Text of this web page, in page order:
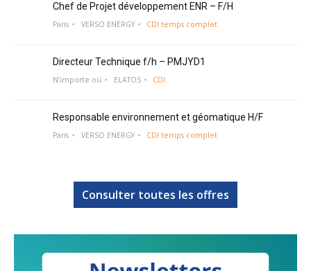
Chef de Projet développement ENR – F/H
Paris VERSO ENERGY CDI temps complet
Directeur Technique f/h – PMJYD1
N’importe où ELATOS CDI
Responsable environnement et géomatique H/F
Paris VERSO ENERGY CDI temps complet
Consulter toutes les offres